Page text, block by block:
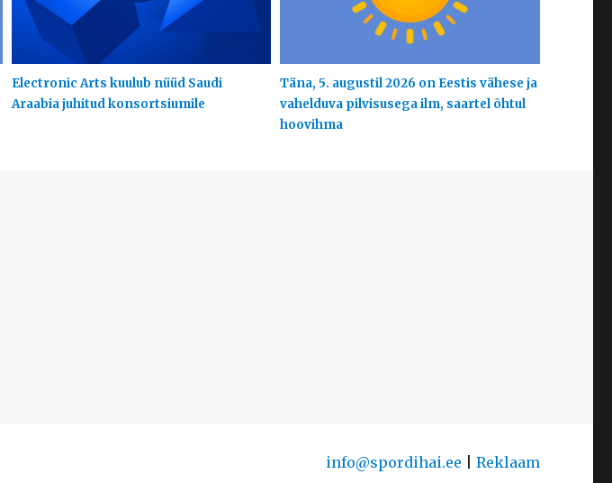
Electronic Arts kuulub nüüd Saudi
Araabia juhitud konsortsiumile
Täna, 5. augustil 2026 on Eestis vähese ja
vahelduva pilvisusega ilm, saartel õhtul
hoovihma
info@spordihai.ee Reklaam